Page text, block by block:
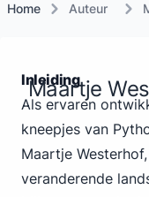
Home Auteur
Inleiding
Maartje
Als ervaren
kneepjes van
Maartje
veranderende